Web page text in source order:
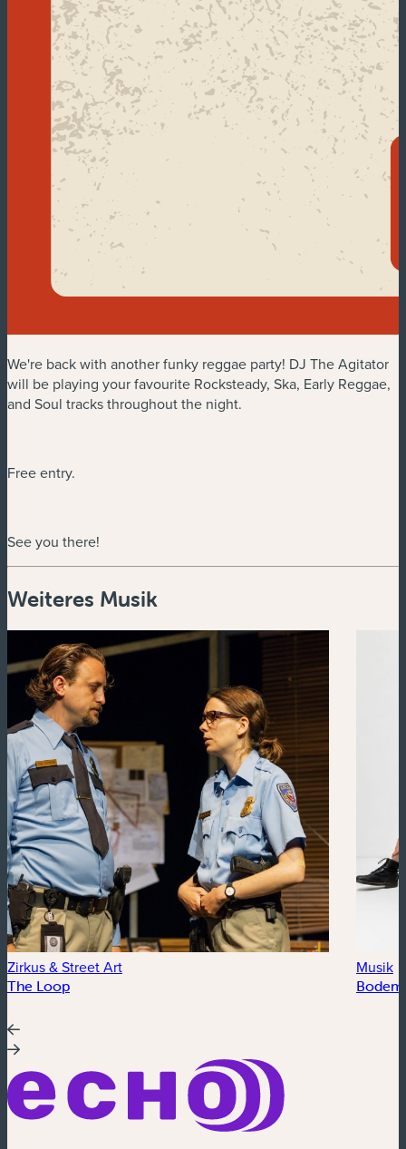
We're back with another funky reggae party! DJ The Agitator
will be playing your favourite Rocksteady, Ska, Early Reggae,
and Soul tracks throughout the night.
Free entry.
See you there!
Weiteres Musik
Zirkus & Street Art
The Loop
Musik
Bodem